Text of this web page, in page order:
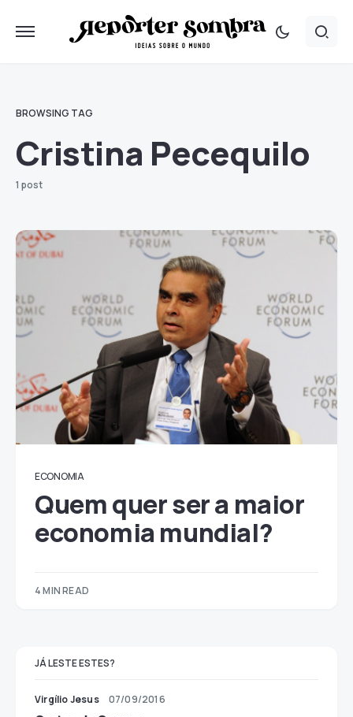
BROWSING TAG
Cristina Pecequilo
1 post
ECONOMIA
Quem quer ser a maior
economia mundial?
4 MIN READ
JÁ LESTE ESTES?
Virgílio Jesus 07/09/2016